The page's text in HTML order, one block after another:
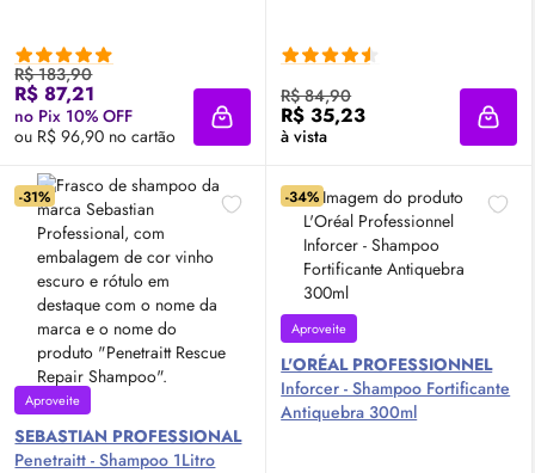
R$ 183,90
R$ 87,21
no Pix 10% OFF
ou R$ 96,90 no cartão
Adicionar à sacola
R$ 84,90
R$ 35,23
à vista
-31%
Aproveite
SEBASTIAN PROFESSIONAL
Penetraitt - Shampoo 1Litro
-34%
Aproveite
L'ORÉAL PROFESSIONNEL
Inforcer - Shampoo Fortificante
Antiquebra 300ml